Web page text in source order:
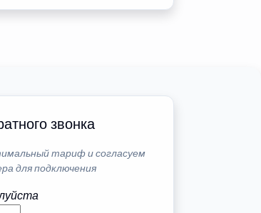
звонка
тариф и согласуем
для подключения